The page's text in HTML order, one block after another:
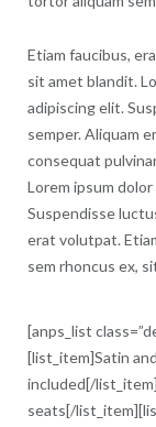
Etiam faucibus,
sit amet blandit.
adipiscing elit.
semper. Aliquam
consequat
Lorem ipsum
Suspendisse
erat volutpat.
sem rhoncus ex,
[anps_list
[list_item]Satin
included[/
seats[/